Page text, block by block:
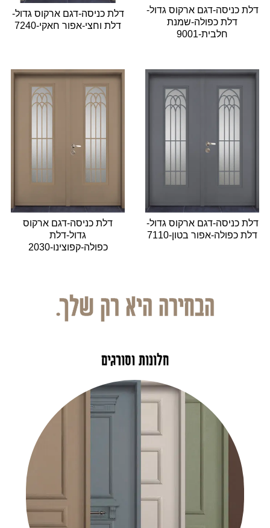
דלת כניסה-דגם ארקוס גדול-
דלת כפולה-שמנת
חלבית-9001
דלת כניסה-דגם ארקוס גדול-
דלת וחצי-אפור חאקי-7240
דלת כניסה-דגם ארקוס גדול-
דלת כפולה-אפור בטון-7110
דלת כניסה-דגם ארקוס
גדול-דלת
כפולה-קפוצינו-2030
הבחירה היא רק שלך.
חלונות וסורגים